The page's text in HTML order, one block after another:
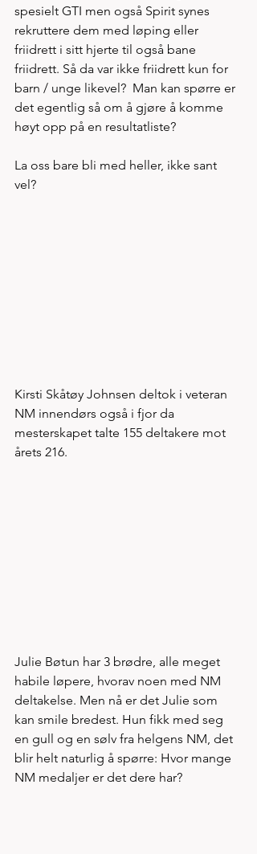
spesielt GTI men også Spirit synes
rekruttere dem med løping eller
friidrett i sitt hjerte til også bane
friidrett. Så da var ikke friidrett kun for
barn / unge likevel?  Man kan spørre er
det egentlig så om å gjøre å komme
høyt opp på en resultatliste?
La oss bare bli med heller, ikke sant
vel?
Kirsti Skåtøy Johnsen deltok i veteran
NM innendørs også i fjor da
mesterskapet talte 155 deltakere mot
årets 216.
Julie Bøtun har 3 brødre, alle meget
habile løpere, hvorav noen med NM
deltakelse. Men nå er det Julie som
kan smile bredest. Hun fikk med seg
en gull og en sølv fra helgens NM, det
blir helt naturlig å spørre: Hvor mange
NM medaljer er det dere har?